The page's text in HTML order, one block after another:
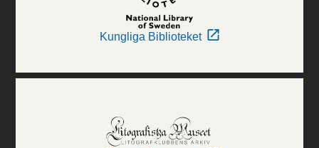
Kungliga Biblioteket